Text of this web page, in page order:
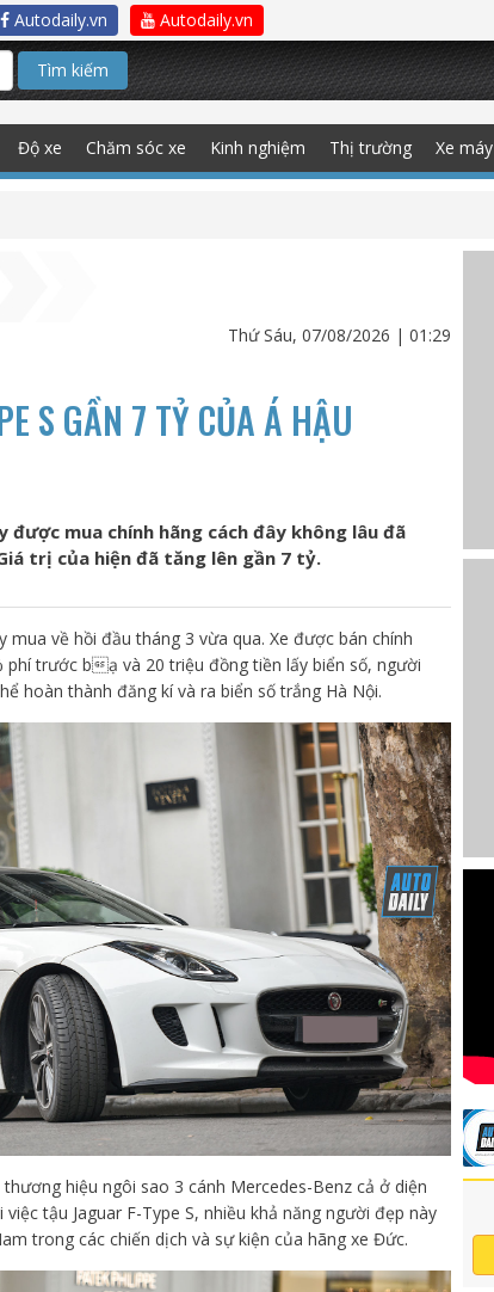
Autodaily.vn Autodaily.vn
Tìm kiếm
Độ xe Chăm sóc xe Kinh nghiệm Thị trường Xe máy
Thứ Sáu, 07/08/2026 | 01:29
S GẦN 7 TỶ CỦA Á HẬU
được mua chính hãng cách đây không lâu đã
trị của hiện đã tăng lên gần 7 tỷ.
mua về hồi đầu tháng 3 vừa qua. Xe được bán chính
phí trước bạ và 20 triệu đồng tiền lấy biển số, người
hoàn thành đăng kí và ra biển số trắng Hà Nội.
hiệu ngôi sao 3 cánh Mercedes-Benz cả ở diện
tậu Jaguar F-Type S, nhiều khả năng người đẹp này
trong các chiến dịch và sự kiện của hãng xe Đức.